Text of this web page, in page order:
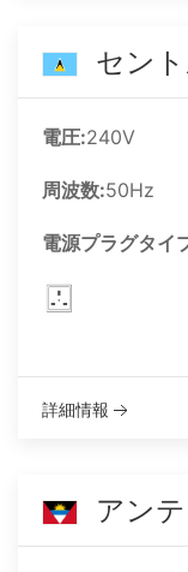
セン
電圧:240V
周波数:50Hz
電源プラグタイ
詳細情報
アン